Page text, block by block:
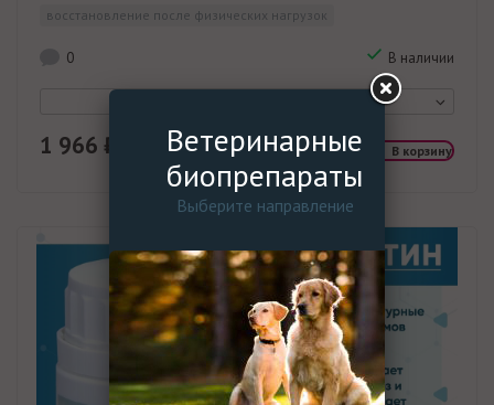
восстановление после физических нагрузок
0 В наличии
1 966 ₽ В корзину
Ветеринарные
биопрепараты
Выберите направление